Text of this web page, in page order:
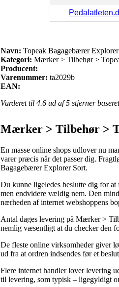
Navn: Topeak Bagagebærer
Kategori: Mærker > Tilbehør >
Producent:
Varenummer: ta2029b
EAN:
Vurderet til 4.6 ud af 5 stjerner
Mærker > Tilbehør >
En masse online shops udlover nu
varer præcis når det passer dig.
Bagagebærer Explorer Sort.
Du kunne ligeledes beslutte dig for
men endvidere vældig nem. Den
nærheden af internet webshoppens
Antal dages levering på Mærker >
nemlig væsentligt at du checker den
De fleste online virksomheder giver
ud fra at ordren indsendes før et
Flere internet handler lover levering
til levering, som typisk – ligegyldigt